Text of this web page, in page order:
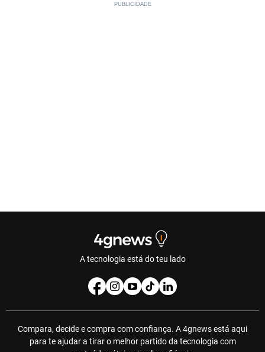
A tecnologia está do teu lado
Compara, decide e compra com confiança. A 4gnews está aqui
para te ajudar a tirar o melhor partido da tecnologia com